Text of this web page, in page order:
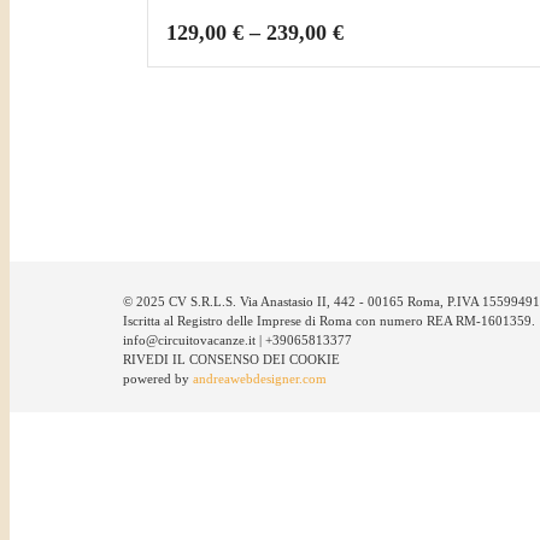
129,00 € – 239,00 €
© 2025 CV S.R.L.S. Via Anastasio II, 442 - 00165 Roma, P.IVA
Iscritta al Registro delle Imprese di Roma con numero REA RM-1601359.
info@circuitovacanze.it | +39065813377
RIVEDI IL CONSENSO DEI COOKIE
powered by andreawebdesigner.com